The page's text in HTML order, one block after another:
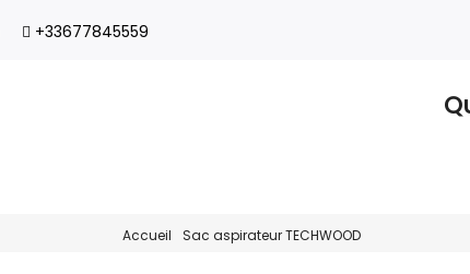
+33677845559
Accueil Sac aspirateur TECHWOOD